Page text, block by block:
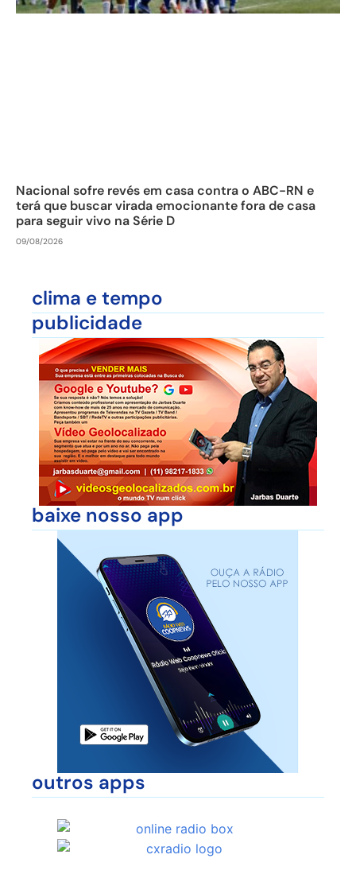
Nacional sofre revés em casa contra o ABC-RN e
terá que buscar virada emocionante fora de casa
para seguir vivo na Série D
09/08/2026
clima e tempo
publicidade
baixe nosso app
outros apps